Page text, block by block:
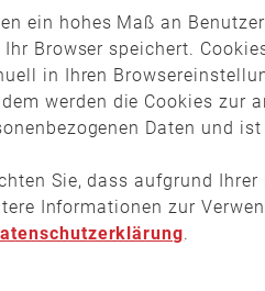
ein hohes Maß an
Browser speichert.
in Ihren
werden die Cookies zur
Daten und
Sie, dass aufgrund
Informationen zur
.